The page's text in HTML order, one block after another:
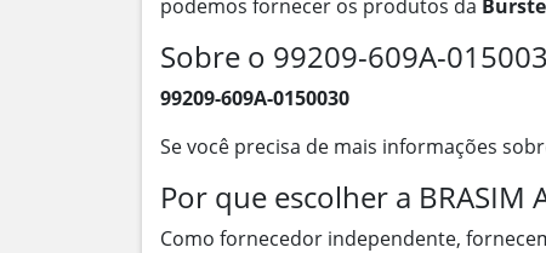
podemos fornecer os produtos da
Sobre o 99209-609A-
99209-609A-0150030
Se você precisa de mais informações
Por que escolher a BRASIM
Como fornecedor independente,